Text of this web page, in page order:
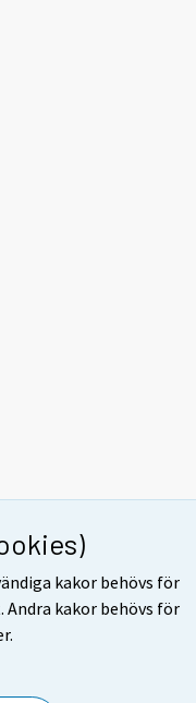
kakor behövs för
kakor behövs för